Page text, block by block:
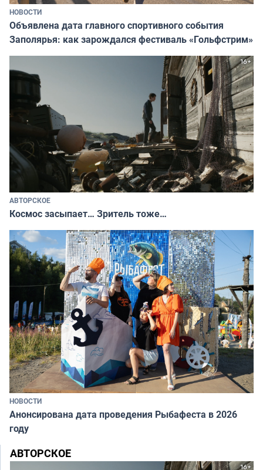
НОВОСТИ
Объявлена дата главного спортивного события
Заполярья: как зарождался фестиваль «Гольфстрим»
АВТОРСКОЕ
Космос засыпает… Зритель тоже…
НОВОСТИ
Анонсирована дата проведения Рыбафеста в 2026
году
АВТОРСКОЕ